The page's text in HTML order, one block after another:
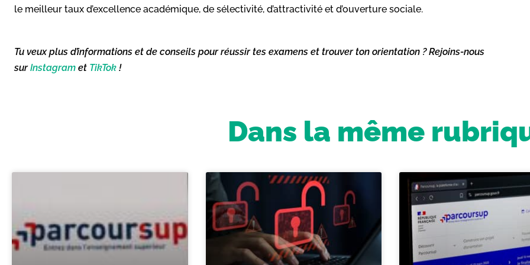
le meilleur taux d’excellence académique, de sélectivité, d’attractivité et d’ouverture sociale.
Tu veux plus d’informations et de conseils pour réussir tes examens et trouver ton orientation ? Rejoins-nous
surInstagram et TikTok !
Dans la même